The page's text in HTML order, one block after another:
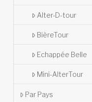
Alter-D-tour
BièreTour
Echappée Belle
Mini-AlterTour
Par Pays